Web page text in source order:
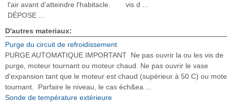
l'air avant d'atteindre l'habitacle.
DÉPOSE ...
vis d ...
D'autres materiaux:
Purge du circuit de refroidissement
PURGE AUTOMATIQUE IMPORTANT Ne pas ouvrir la ou les vis de
purge, moteur tournant ou moteur chaud. Ne pas ouvrir le vase
d'expansion tant que le moteur est chaud (supérieur à 50 C) ou
tournant. Parfaire le niveau, le cas éch&ea ...
Sonde de température extérieure